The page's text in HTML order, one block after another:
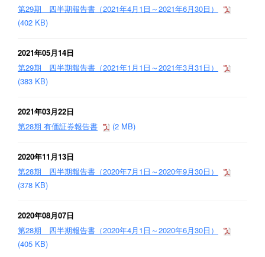
第29期 四半期報告書（2021年4月1日～2021年6月30日）
(402 KB)
2021年05月14日
第29期 四半期報告書（2021年1月1日～2021年3月31日）
(383 KB)
2021年03月22日
第28期 有価証券報告書
(2 MB)
2020年11月13日
第28期 四半期報告書（2020年7月1日～2020年9月30日）
(378 KB)
2020年08月07日
第28期 四半期報告書（2020年4月1日～2020年6月30日）
(405 KB)